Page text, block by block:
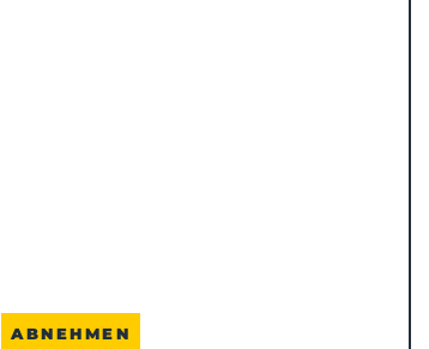
ABNEHMEN